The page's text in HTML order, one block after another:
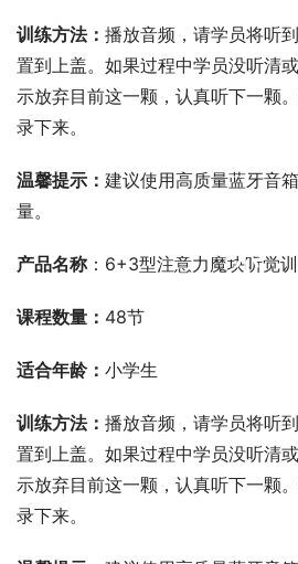
训练方法： 播放音频，请学员将听
置到上盖。如果过程中学员没听清
示放弃目前这一颗，认真听下一颗
录下来。
温馨提示： 建议使用高质量蓝牙音
量。
产品名称：6+3型注意力魔块听觉
课程数量： 48节
适合年龄： 小学生
训练方法： 播放音频，请学员将听
置到上盖。如果过程中学员没听清
示放弃目前这一颗，认真听下一颗
录下来。